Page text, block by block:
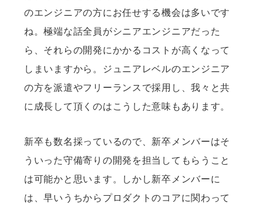
のエンジニアの方にお任せする機会は多いです
ね。極端な話全員がシニアエンジニアだった
ら、それらの開発にかかるコストが高くなって
しまいますから。ジュニアレベルのエンジニア
の方を派遣やフリーランスで採用し、我々と共
に成長して頂くのはこうした意味もあります。
新卒も数名採っているので、新卒メンバーはそ
ういった守備寄りの開発を担当してもらうこと
は可能かと思います。しかし新卒メンバーに
は、早いうちからプロダクトのコアに関わって